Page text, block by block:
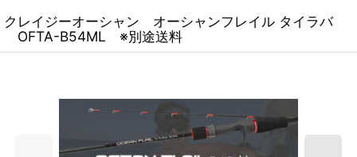
クレイジーオーシャン オーシャンフレイル タイラバ
OFTA-B54ML ※別途送料